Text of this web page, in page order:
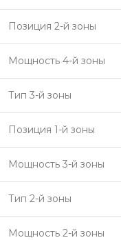
Позиция 2-й зоны
Мощность 4-й зоны
Тип 3-й зоны
Позиция 1-й зоны
Мощность 3-й зоны
Тип 2-й зоны
Мощность 2-й зоны